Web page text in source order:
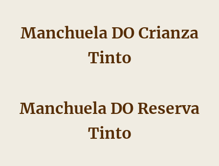
Manchuela DO Crianza
Tinto
Manchuela DO Reserva
Tinto